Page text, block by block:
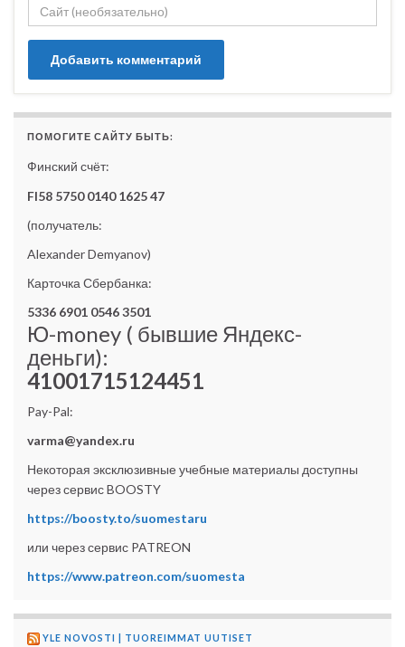
ПОМОГИТЕ САЙТУ БЫТЬ:
Финский счёт:
FI58 5750 0140 1625 47
(получатель:
Alexander Demyanov)
Карточка Сбербанка:
5336 6901 0546 3501
Ю-money ( бывшие Яндекс-
деньги):
41001715124451
Pay-Pal:
varma@yandex.ru
Некоторая эксклюзивные учебные материалы доступны
через сервис BOOSTY
https://boosty.to/suomestaru
или через сервис PATREON
https://www.patreon.com/suomesta
YLE NOVOSTI | TUOREIMMAT UUTISET